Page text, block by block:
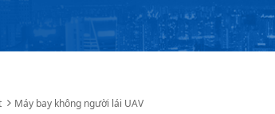
Máy bay không người lái UAV